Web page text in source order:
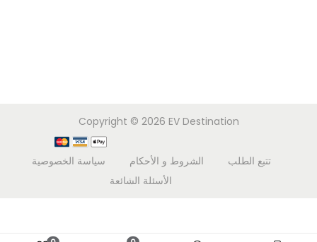
Copyright © 2026 EV Destination
تتبع الطلب الشروط و الأحكام
سياسة الخصوصية
الأسئلة الشائعة